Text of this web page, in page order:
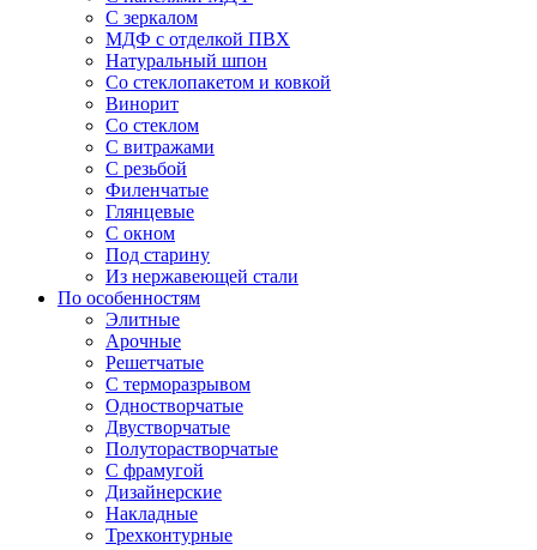
С зеркалом
МДФ с отделкой ПВХ
Натуральный шпон
Со стеклопакетом и ковкой
Винорит
Со стеклом
С витражами
С резьбой
Филенчатые
Глянцевые
С окном
Под старину
Из нержавеющей стали
По особенностям
Элитные
Арочные
Решетчатые
С терморазрывом
Одностворчатые
Двустворчатые
Полуторастворчатые
С фрамугой
Дизайнерские
Накладные
Трехконтурные